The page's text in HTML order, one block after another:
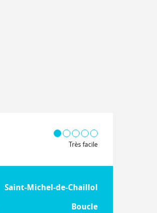
Très facile
pratiques
Saint-Michel-de-Chaillol
Boucle